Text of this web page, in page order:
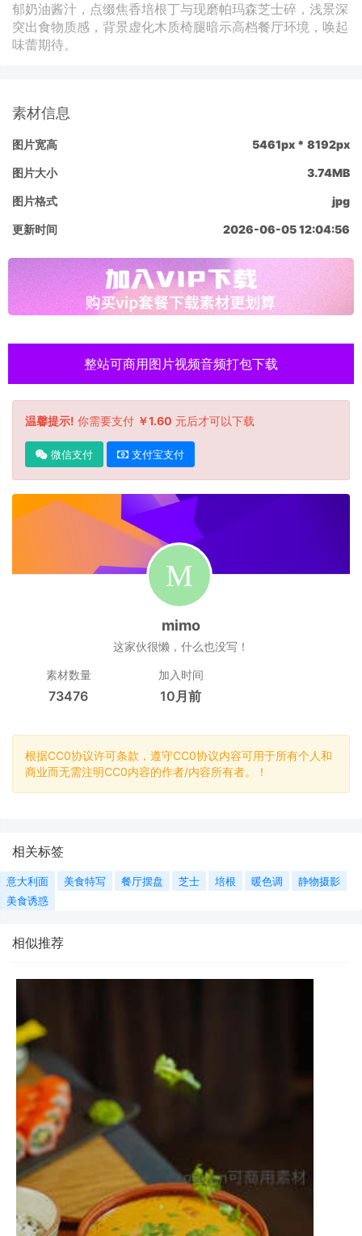
郁奶油酱汁，点缀焦香培根丁与现磨帕玛森芝士碎，浅景深
突出食物质感，背景虚化木质椅腿暗示高档餐厅环境，唤起
味蕾期待。
素材信息
图片宽高 5461px * 8192px
图片大小 3.74MB
图片格式 jpg
更新时间 2026-06-05 12:04:56
整站可商用图片视频音频打包下载
温馨提示! 你需要支付 ￥1.60 元后才可以下载
微信支付 支付宝支付
mimo
这家伙很懒，什么也没写！
素材数量
73476
加入时间
10月前
根据CC0协议许可条款，遵守CC0协议内容可用于所有个人和
商业而无需注明CC0内容的作者/内容所有者。！
相关标签
意大利面 美食特写 餐厅摆盘 芝士 培根 暖色调
静物摄影
美食诱惑
相似推荐